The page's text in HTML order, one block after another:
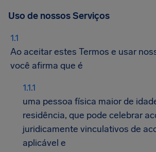
Uso de nossos Serviços
Ao aceitar estes Termos e usar
você afirma que é
uma pessoa física maior de
residência, que pode celebrar
juridicamente vinculativos de
aplicável e